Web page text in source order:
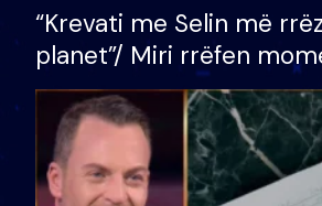
“Krevati me Selin më
planet”/ Miri rrëfen
bukura në shtëpinë e BB
mungojë zilja e